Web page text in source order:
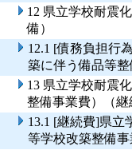
12 県立学校耐震
備）
12.1 [債務負担行
築に伴う備品等
13 県立学校耐震
整備事業費）（継
13.1 [継続費]県立
等学校改築整備